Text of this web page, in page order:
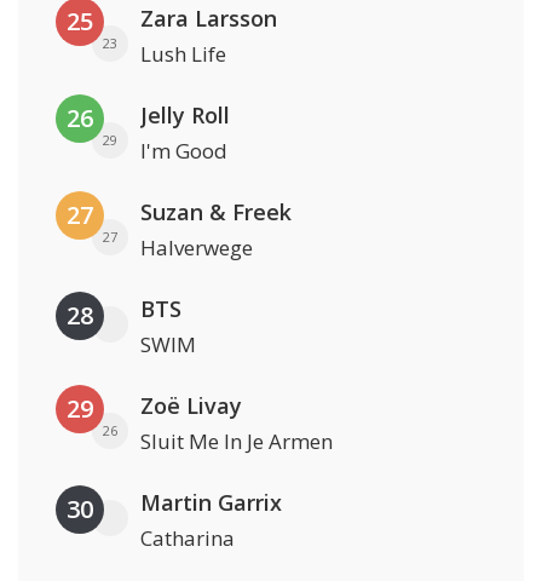
25
23
Zara Larsson
Lush Life
26
29
Jelly Roll
I'm Good
27
27
Suzan & Freek
Halverwege
28 BTS
SWIM
29
26
Zoë Livay
Sluit Me In Je Armen
30 Martin Garrix
Catharina